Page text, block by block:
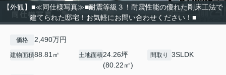
【外観】■≪同仕様写真≫■耐震等級３！耐震性能の優れた剛床工法で
建てられた邸宅！お気軽にお問い合わせください！■
価格 2,490万円
建物面積88.81㎡ 土地面積24.26坪
(80.22㎡)
間取り 3SLDK